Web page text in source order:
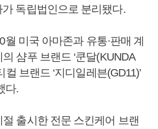
독립법인으로 분리됐다.
미국 아마존과 유통·판매 계
샴푸 브랜드 ‘쿤달(KUNDA
브랜드 ‘지디일레븐(GD11)’
다.
출시한 전문 스킨케어 브랜